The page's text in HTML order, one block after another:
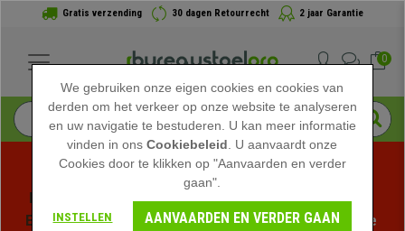
Gratis verzending 30 dagen Retourrecht 2 jaar Garantie
0
Profiteer van de Zomeruitverkoop bij bureaustoelpro!
Exclusieve kortingen voor een beperkte tijd - Bekijk de
We gebruiken onze eigen cookies en cookies van
derden om het verkeer op onze website te analyseren
en uw navigatie te bestuderen. U kan meer informatie
vinden in onsCookiebeleid . U aanvaardt onze
Cookies door te klikken op "Aanvaarden en verder
gaan".
INSTELLEN AANVAARDEN EN VERDER GAAN